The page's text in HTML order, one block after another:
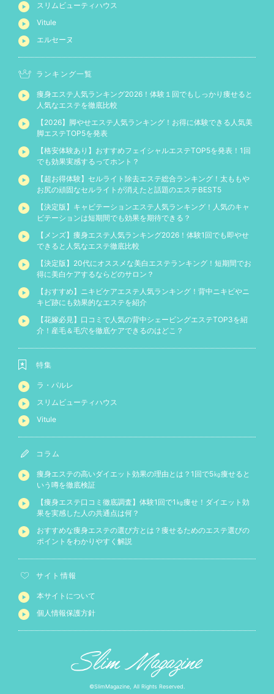
スリムビューティハウス
Vitule
エルセーヌ
ランキング一覧
痩身エステ人気ランキング2026！体験１回でもしっかり痩せると
人気なエステを徹底比較
【2026】脚やせエステ人気ランキング！お得に体験できる人気美
脚エステTOP5を発表
【格安体験あり】おすすめフェイシャルエステTOP5を発表！1回
でも効果実感するってホント？
【超お得体験】セルライト除去エステ総合ランキング！太ももや
お尻の頑固なセルライトが消えたと話題のエステBEST5
【決定版】キャビテーションエステ人気ランキング！人気のキャ
ビテーションは短期間でも効果を期待できる？
【メンズ】痩身エステ人気ランキング2026！体験1回でも即やせ
できると人気なエステ徹底比較
【決定版】20代にオススメな美白エステランキング！短期間でお
得に美白ケアするならどのサロン？
【おすすめ】ニキビケアエステ人気ランキング！背中ニキビやニ
キビ跡にも効果的なエステを紹介
【花嫁必見】口コミで人気の背中シェービングエステTOP3を紹
介！産毛＆毛穴を徹底ケアできるのはどこ？
特集
ラ・パルレ
スリムビューティハウス
Vitule
コラム
痩身エステの高いダイエット効果の理由とは？1回で5㎏痩せると
いう噂を徹底検証
【痩身エステ口コミ徹底調査】体験1回で1㎏痩せ！ダイエット効
果を実感した人の共通点は何？
おすすめな痩身エステの選び方とは？痩せるためのエステ選びの
ポイントをわかりやすく解説
サイト情報
本サイトについて
個人情報保護方針
©SlimMagazine, All Rights Reserved.